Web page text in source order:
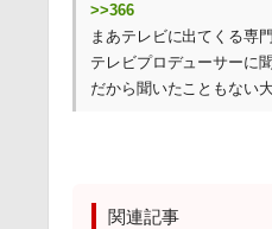
>>366
まあテレビに出てくる専
テレビプロデューサーに
だから聞いたこともない
関連記事